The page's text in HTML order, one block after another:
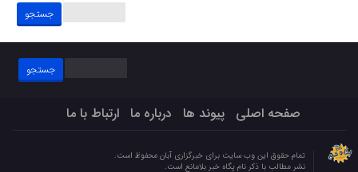
جستجو
برای:
جستجو
برای:
صفحه اصلی پیوند ها درباره ما ارتباط با ما
تمام حقوق این وب سایت برای خبرگزاری آبان محفوظ است.
نشر مطالب با ذکر نام پگاه خبر بلامانع است.